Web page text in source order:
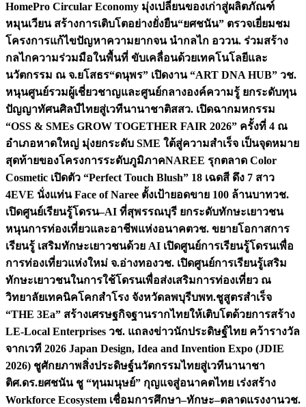
HomePro Circular Economy มุ่งเปลี่ยนของเก่าสู่ผลิตภัณฑ์
หมุนเวียน สร้างการเติบโตอย่างยั่งยืน“ยศชนัน” ตรวจเยี่ยมชม
โครงการแก้ไขปัญหาความยากจน นำกลไก อววน. ร่วมสร้าง
กลไกความร่วมมือในพื้นที่ ขับเคลื่อนด้วยเทคโนโลยีและ
นวัตกรรม ณ จ.ยโสธร“ดนุพร” เปิดงาน “ART DNA HUB” วช.
หนุนศูนย์รวมผู้เชี่ยวชาญและศูนย์กลางองค์ความรู้ ยกระดับทุน
ปัญญาทัศนศิลป์ไทยสู่เวทีนานาชาติสสว. เปิดฉากมหกรรม
“OSS & SMEs GROW TOGETHER FAIR 2026” ครั้งที่ 4 ณ
อำเภอหาดใหญ่ มุ่งยกระดับ SME ใต้สู่ความสำเร็จ เป็นจุดหมาย
สุดท้ายของโครงการระดับภูมิภาคNAREE รุกตลาด Color
Cosmetic เปิดตัว “Perfect Touch Blush” 18 เฉดสี ดึง 7 สาว
4EVE นั่งแท่น Face of Naree ตั้งเป้ายอดขาย 100 ล้านบาทวช.
เปิดศูนย์เรียนรู้โดรน–AI ที่สุพรรณบุรี ยกระดับทักษะเยาวชน
หนุนการท่องเที่ยวและอาชีพแห่งอนาคตวช. ขยายโอกาสการ
เรียนรู้ เสริมทักษะเยาวชนด้วย AI เปิดศูนย์การเรียนรู้โดรนเพื่อ
การท่องเที่ยวแห่งใหม่ จ.อ่างทองวช. เปิดศูนย์การเรียนรู้เสริม
ทักษะเยาวชนในการใช้โดรนเพื่อส่งเสริมการท่องเที่ยว ณ
วิทยาลัยเทคนิคโคกสำโรง จังหวัดลพบุรีบพท.ชูสูตรสำเร็จ
“THE 3Ea” สร้างเศรษฐกิจฐานรากไทยให้เติบโตด้วยการสร้าง
LE-Local Enterprises วช. แถลงข่าวนักประดิษฐ์ไทย คว้ารางวัล
จากเวที 2026 Japan Design, Idea and Invention Expo (JDIE
2026) ชูศักยภาพสิ่งประดิษฐ์นวัตกรรมไทยสู่เวทีนานาชา
ติศ.ดร.ยศชนัน ชู “ทุนมนุษย์” กุญแจสู่อนาคตไทย เร่งสร้าง
Workforce Ecosystem เชื่อมการศึกษา–ทักษะ–ตลาดแรงงานวช.